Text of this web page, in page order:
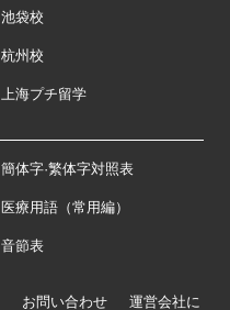
池袋校
杭州校
上海プチ留学
簡体字·繁体字対照表
医療用語（常用編）
音節表
お問い合わせ 運営会社に